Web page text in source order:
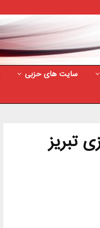
سایت های حزبی
تبریز